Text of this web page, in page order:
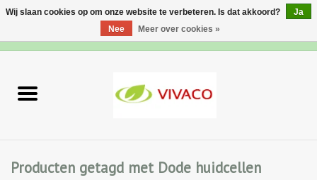
Producten getagd met Dode huidcellen
Wij slaan cookies op om onze website te verbeteren. Is dat akkoord?
Ja
Nee
Meer over cookies »